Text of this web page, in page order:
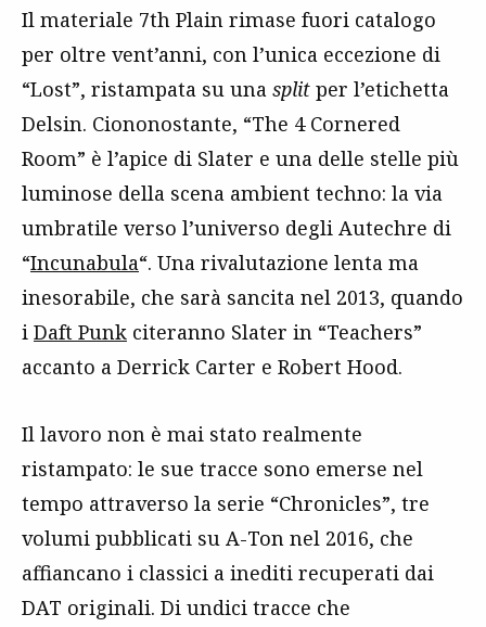
Il materiale 7th Plain rimase fuori catalogo
per oltre vent’anni, con l’unica eccezione di
“Lost”, ristampata su una split per l’etichetta
Delsin. Ciononostante, “The 4 Cornered
Room” è l’apice di Slater e una delle stelle più
luminose della scena ambient techno: la via
umbratile verso l’universo degli Autechre di
“Incunabula“. Una rivalutazione lenta ma
inesorabile, che sarà sancita nel 2013, quando
i Daft Punk citeranno Slater in “Teachers”
accanto a Derrick Carter e Robert Hood.
Il lavoro non è mai stato realmente
ristampato: le sue tracce sono emerse nel
tempo attraverso la serie “Chronicles”, tre
volumi pubblicati su A-Ton nel 2016, che
affiancano i classici a inediti recuperati dai
DAT originali. Di undici tracce che